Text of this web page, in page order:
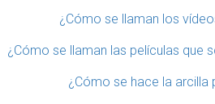
¿Cómo se llaman los
¿Cómo se llaman las películas que
¿Cómo se hace la arcilla